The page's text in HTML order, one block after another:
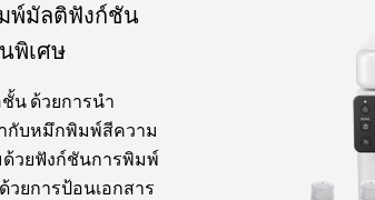
มพ์มัลติฟังก์ชัน
พิเศษ
น ด้วยการนำ
กับหมึกพิมพ์สีความ
วยฟังก์ชันการพิมพ์
ยการป้อนเอกสาร